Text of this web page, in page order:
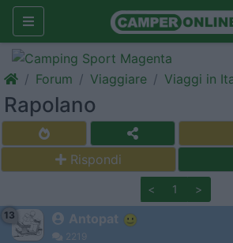
Forum Viaggiare Viaggi in
Rapolano
Rispondi
< 1 >
13 Antopat
2219